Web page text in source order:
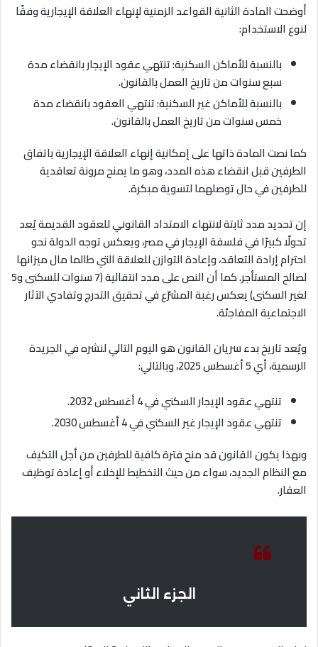
أوضحت المادة الثانية القواعد الزمنية لإنهاء العلاقة الإيجارية وفقًا
لنوع الاستخدام:
بالنسبة للأماكن السكنية: تنتهي عقود الإيجار بانقضاء مدة
سبع سنوات من تاريخ العمل بالقانون.
بالنسبة للأماكن غير السكنية: تنتهي العقود بانقضاء مدة
خمس سنوات من تاريخ العمل بالقانون.
كما نصت المادة ذاتها على إمكانية إنهاء العلاقة الإيجارية باتفاق
الطرفين قبل انقضاء هذه المدد، وهو ما يمنح مرونة تعاقدية
للطرفين في حال توصلهما لتسوية مبكرة.
إن تحديد مدد ثابتة لانتهاء الامتداد القانوني للعقود القديمة يُعد
تحولًا كبيرًا في فلسفة الإيجار في مصر، ويعكس توجه الدولة نحو
احترام إرادة التعاقد، وإعادة التوازن للعلاقة التي طالما مال ميزانها
لصالح المستأجر. كما أن النص على مدد انتقالية (7 سنوات للسكنى و5
لغير السكنى) يعكس رغبة المشرّع في تحقيق التدرج وتفادي الآثار
الاجتماعية المفاجئة.
ويُعد تاريخ بدء سريان القانون هو اليوم التالي لنشره في الجريدة
الرسمية، أي 5 أغسطس 2025، وبالتالي
:
تنتهي عقود الإيجار السكني في 4 أغسطس 2032
.
تنتهي عقود الإيجار غير السكني في 4 أغسطس 2030
.
وبهذا يكون القانون قد منح فترة كافية للطرفين من أجل التكيف
مع النظام الجديد، سواء من حيث التخطيط للإخلاء أو إعادة توظيف
العقار.
الجزء الثاني